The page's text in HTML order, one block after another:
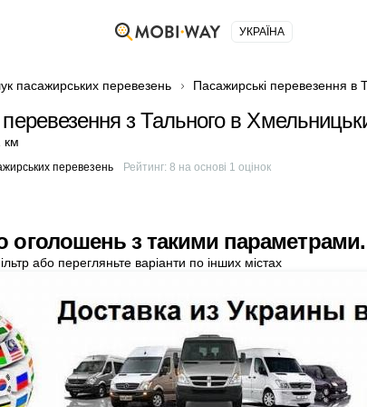
УКРАЇНА
пасажирських перевезень Пасажирські перевезення в
з Тального в
км
перевезень Рейтинг: 8 на основі 1 оцінок
оголошень з такими параметрами.
або перегляньте варіанти по інших містах